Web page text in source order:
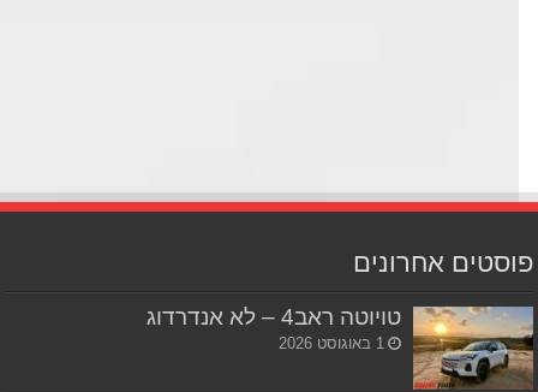
אחרונים
טויוטה ראב4 – לא אנדרדוג
1 באוגוסט 2026